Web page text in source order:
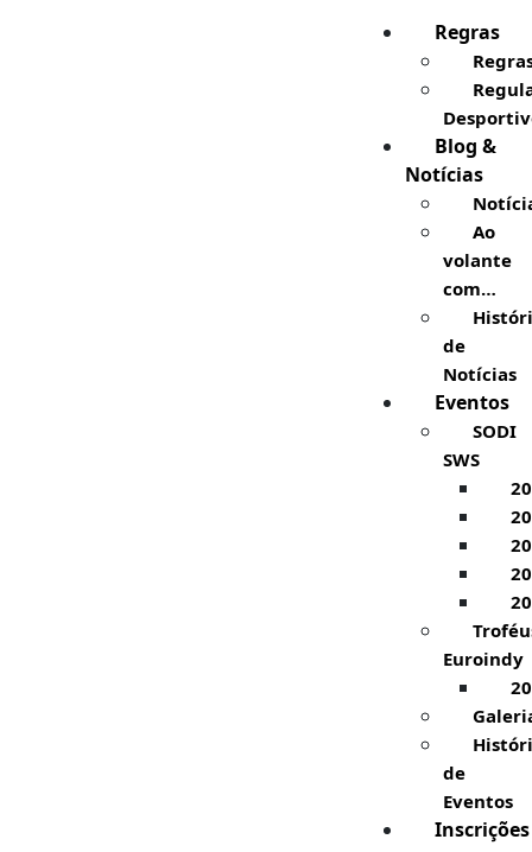
Regras
Blog &
Notícias
Ao
volante
com…
de
Notícias
Eventos
SODI
SWS
Euroindy
de
Eventos
Inscrições